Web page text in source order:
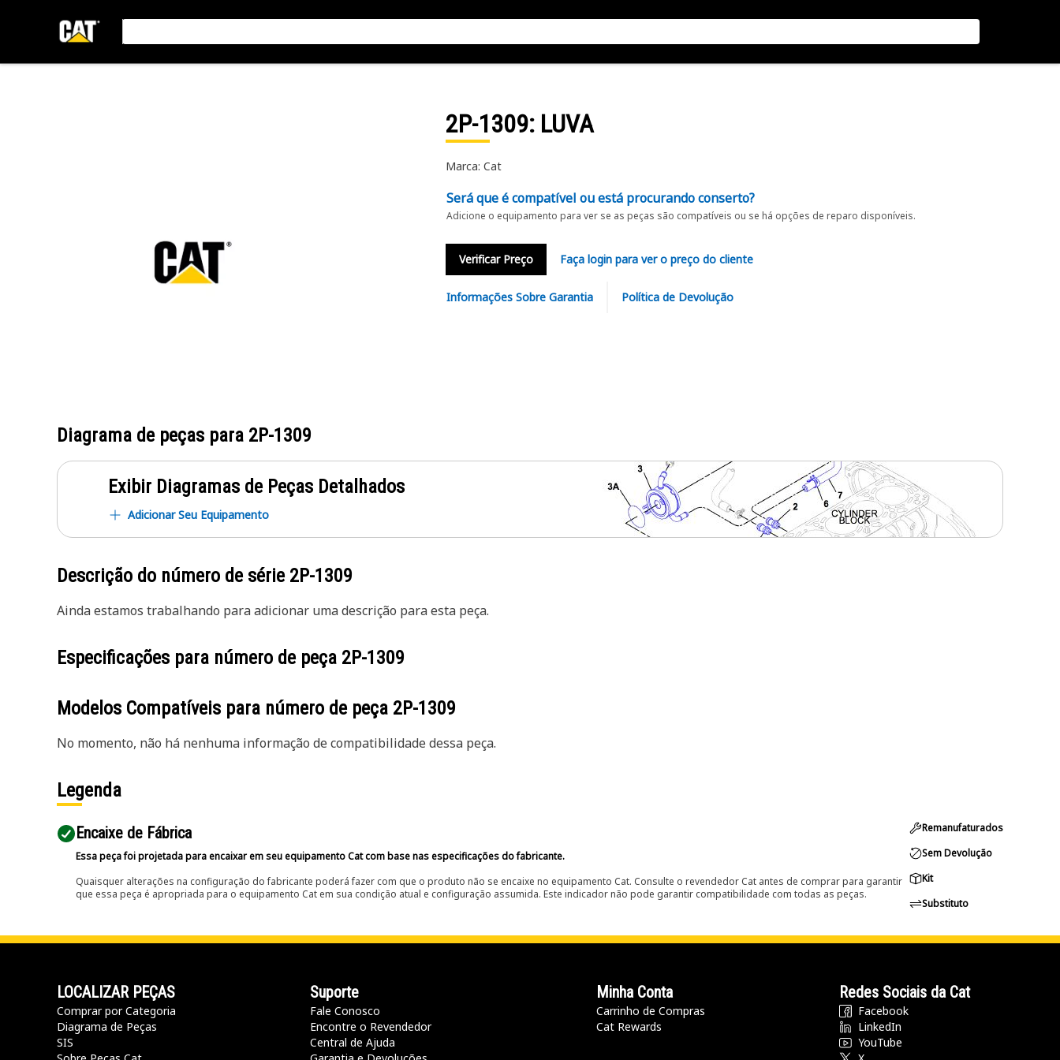
2P-1309: LUVA
Marca: Cat
Será que é compatível ou está procurando conserto?
Adicione o equipamento para ver se as peças são compatíveis ou se há opções de reparo disponíveis.
Verificar Preço Faça login para ver o preço do cliente
Informações Sobre Garantia Política de Devolução
Diagrama de peças para 2P-1309
Exibir Diagramas de Peças Detalhados
Adicionar Seu Equipamento
Descrição do número de série 2P-1309
Ainda estamos trabalhando para adicionar uma descrição para esta peça.
Especificações para número de peça 2P-1309
Modelos Compatíveis para número de peça 2P-1309
No momento, não há nenhuma informação de compatibilidade dessa peça.
Legenda
Encaixe de Fábrica
Essa peça foi projetada para encaixar em seu equipamento Cat com base nas especificações do fabricante.
Quaisquer alterações na configuração do fabricante poderá fazer com que o produto não se encaixe no equipamento Cat. Consulte o revendedor Cat antes de comprar para garantir
que essa peça é apropriada para o equipamento Cat em sua condição atual e configuração assumida. Este indicador não pode garantir compatibilidade com todas as peças.
Remanufaturados
Sem Devolução
Kit
Substituto
LOCALIZAR PEÇAS
Comprar por Categoria
Diagrama de Peças
SIS
Suporte
Fale Conosco
Encontre o Revendedor
Central de Ajuda
Minha Conta
Carrinho de Compras
Cat Rewards
Redes Sociais da Cat
Facebook
LinkedIn
YouTube